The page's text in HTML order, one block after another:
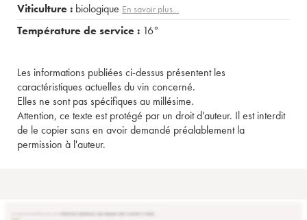
Viticulture : biologique En savoir plus...
Température de service : 16°
Les informations publiées ci-dessus présentent les
caractéristiques actuelles du vin concerné.
Elles ne sont pas spécifiques au millésime.
Attention, ce texte est protégé par un droit d'auteur. Il est interdit
de le copier sans en avoir demandé préalablement la
permission à l'auteur.